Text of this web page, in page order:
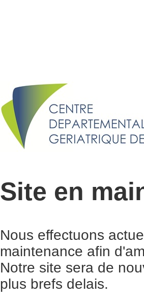
Site en
Nous effectuons
maintenance afin
Notre site sera de
plus brefs delais.